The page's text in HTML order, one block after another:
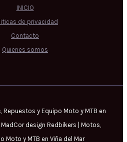
INICIO
de privacidad
Contacto
Quienes somos
y Equipo Moto y MTB en
MadCor design Redbikers | Motos,
Moto y MTB en Viña del Mar